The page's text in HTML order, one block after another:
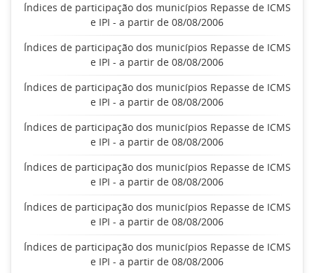
Índices de participação dos municípios Repasse de ICMS
e IPI - a partir de 08/08/2006
Índices de participação dos municípios Repasse de ICMS
e IPI - a partir de 08/08/2006
Índices de participação dos municípios Repasse de ICMS
e IPI - a partir de 08/08/2006
Índices de participação dos municípios Repasse de ICMS
e IPI - a partir de 08/08/2006
Índices de participação dos municípios Repasse de ICMS
e IPI - a partir de 08/08/2006
Índices de participação dos municípios Repasse de ICMS
e IPI - a partir de 08/08/2006
Índices de participação dos municípios Repasse de ICMS
e IPI - a partir de 08/08/2006